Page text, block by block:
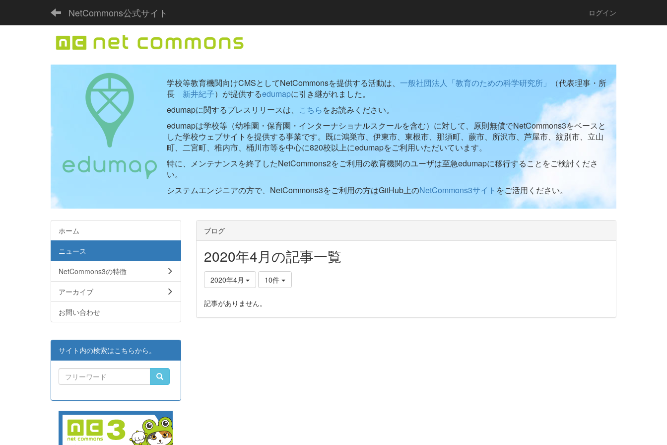
NetCommons公式サイト ログイン
学校等教育機関向けCMSとしてNetCommonsを提供する活動は、 一般社団法人「教育のための科学研究所」
（代表理事・所
長 新井紀子）が提供するedumapに引き継がれました。
edumapに関するプレスリリースは、 こちらをお読みください。
edumapは学校等（幼稚園・保育園・インターナショナルスクールを含む）に対して、原則無償でNetCommons3をベースと
した学校ウェブサイトを提供する事業です。既に鴻巣市、伊東市、東根市、那須町、蕨市、所沢市、芦屋市、紋別市、立山
町、二宮町、稚内市、桶川市等を中心に820校以上にedumapをご利用いただいています。
特に、メンテナンスを終了したNetCommons2をご利用の教育機関のユーザは至急edumapに移行することをご検討くださ
い。
システムエンジニアの方で、NetCommons3をご利用の方はGitHub上のNetCommons3サイト をご活用ください。
ブログ
2020年4月の記事一覧
2020年4月 10件
記事がありません。
ホーム
ニュース
NetCommons3の特徴
アーカイブ
お問い合わせ
サイト内の検索はこちらから。